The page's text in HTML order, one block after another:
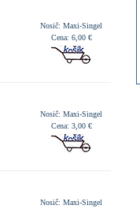
Nosič: Maxi-Singel
Cena: 6,00 €
Nosič: Maxi-Singel
Cena: 3,00 €
Nosič: Maxi-Singel